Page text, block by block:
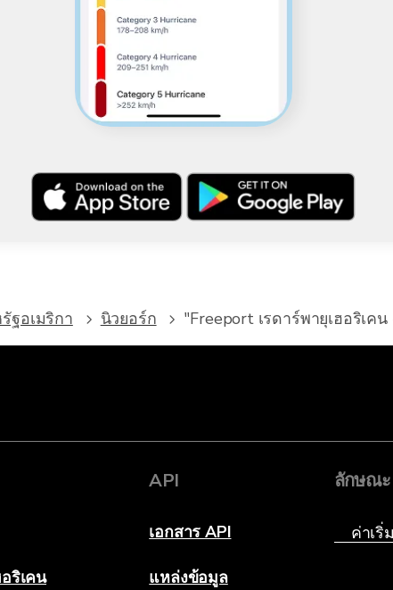
ฐอเมริกา นิวยอร์ก "Freeport เรดาร์พายุเฮอริเค
ริเคน
API
เอกสาร API
แหล่งข้อมูล
ลักษณะ